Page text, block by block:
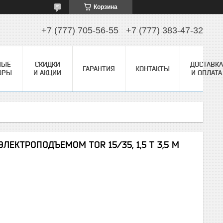
Корзина
+7 (777) 705-56-55 +7 (777) 383-47-32
СКИДКИ
И АКЦИИ
ГАРАНТИЯ КОНТАКТЫ
ДОСТАВКА
И ОПЛАТА
TOR 15/35, 1,5 Т 3,5 М